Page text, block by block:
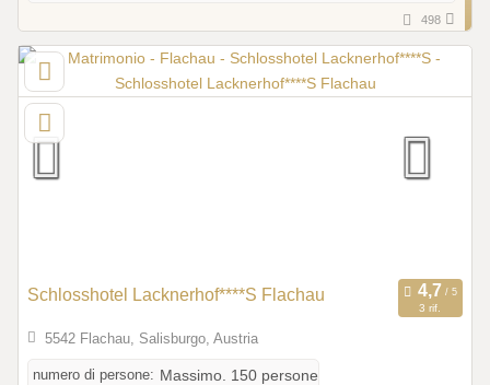
498
Schlosshotel Lacknerhof****S Flachau
3 rif.
5542 Flachau, Salisburgo, Austria
numero di persone: Massimo. 150 persone